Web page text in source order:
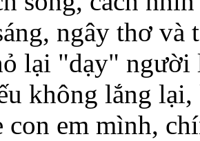
ngây thơ và
lại "dạy"
không lắng
con em mình,